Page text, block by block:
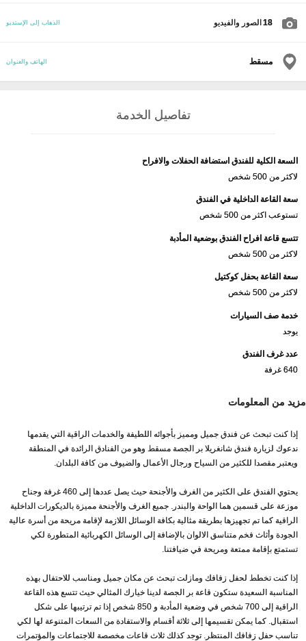
18 الصور والفيديو الذهاب إلى الإستديو
مسقط الهاتف والعنوان
تفاصيل الخدمة
السعة الكلية للفندق استضافة الحفلات والافراح
لاكثر من 500 شخص
سعة القاعة الداخلية في الفندق
تستوعب اكثر من 500 شخص
تتسع قاعة افراح الفندق بوضعية المأدبة
لاكثر من 500 شخص
سعة القاعة بحفل كوكتيل
لاكثر من 500 شخص
خدمة صف السيارات
يوجد
عدد غرف الفندق
640 غرفة
مزيد من المعلومات
إذا كنت تبحث عن فندق جميل ومميز بأجوائه اللطيفة والخدمات الراقية التي يقدمها
ندعوك لزيارة فندق شانغريلا بر الجصة مسقط وهو من الفنادق الرائدة في المنطقة
ويعتبر مقصدا للكثير من السياح ورجال الأعمال والضيوف من كافة البلدان.
يحتوي الفندق على الكثير من الغرف والأجنحة حيث يصل عددها إلى 460 غرفة وجناح
موزعة على قسمين هما الواحة والبندر. جميع الغرف والأجنحة مميزة بالديكورات الداخلية
الراقية كما تم تجهيزها بطريقة مثالية بكافة الوسائل اللازمة لإقامة مريحة من أسرة عالية
الجودة وأثاث فخم متناسق الالوان بالإضافة إلى الوسائل الكهربائية المتطورة لكي
تستمتع بإقامة ممتعة ومريحة في ضيافتنا.
إذا كنت تخطط لحفل زفافك ومازلت تبحث عن مكان جميل ومناسب للاحتفال بهذه
المناسبة السعيدة ستكون قاعة بر الجصة لدينا خيارك المثالي حيث تتسع هذه القاعة
الراقية إلى 700 شخص في وضعية المأدبة و 850 شخص إذا تم ترتيبها على شكل
استقبال. كما يمكن تقسيمها إلى ثلاثة أقسام والاستفادة من السعات المتنوعة لها لكي
تناسب حفل زفافك المنتظر. توجد كذلك ثلاث قاعات مخصصة للاجتماعات والمؤتمرات